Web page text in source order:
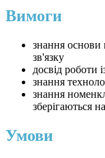
Вимоги
знання основи
зв'язку
досвід роботи
знання
знання
зберігаються
Умови